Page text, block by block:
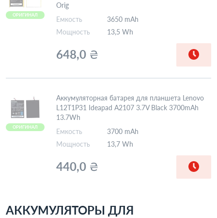
ОРИГИНАЛ
Orig
Емкость
3650 mAh
Мощность
13,5 Wh
648,0 ₴
ОРИГИНАЛ
Аккумуляторная батарея для планшета Lenovo
L12T1P31 Ideapad A2107 3.7V Black 3700mAh
13.7Wh
Емкость
3700 mAh
Мощность
13,7 Wh
440,0 ₴
АККУМУЛЯТОРЫ ДЛЯ